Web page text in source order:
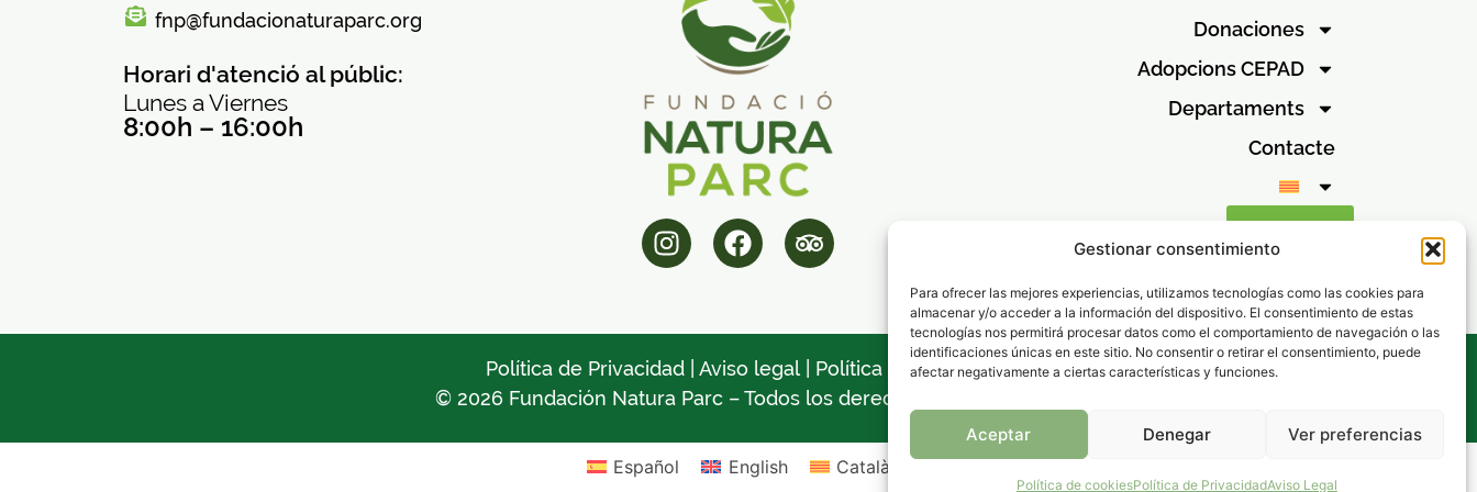
Gestionar consentimiento
Para ofrecer las mejores experiencias, utilizamos tecnologías como las cookies para
almacenar y/o acceder a la información del dispositivo. El consentimiento de estas
tecnologías nos permitirá procesar datos como el comportamiento de navegación o las
identificaciones únicas en este sitio. No consentir o retirar el consentimiento, puede
afectar negativamente a ciertas características y funciones.
Aceptar Denegar Ver preferencias
Política de cookiesPolítica de PrivacidadAviso Legal
fnp@fundacionaturaparc.org
Horari d'atenció al públic:
Lunes a Viernes
8:00h – 16:00h
Donaciones
Adopcions CEPAD
Departaments
Contacte
Canal ètic
Política de Privacidad| Aviso legal| Política de Cookies
© 2026 Fundación Natura Parc – Todos los derechos reservados.
Español English Català